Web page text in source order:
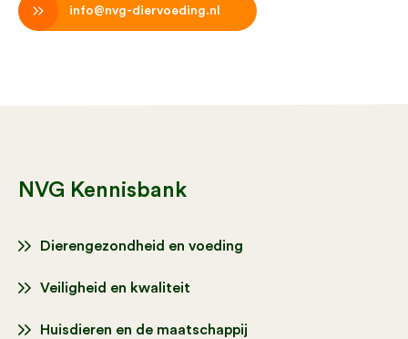
info@nvg-diervoeding.nl
NVG Kennisbank
Dierengezondheid en voeding
Veiligheid en kwaliteit
Huisdieren en de maatschappij